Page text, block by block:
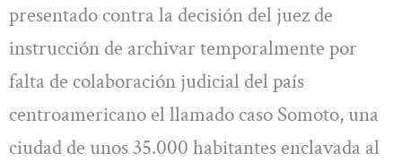
presentado contra la decisión del juez de
instrucción de archivar temporalmente por
falta de colaboración judicial del país
centroamericano el llamado caso Somoto, una
ciudad de unos 35.000 habitantes enclavada al